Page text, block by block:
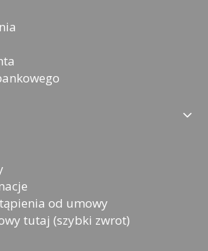
od umowy
tutaj (szybki zwrot)